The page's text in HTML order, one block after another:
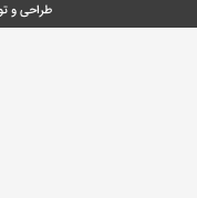
طراحی و